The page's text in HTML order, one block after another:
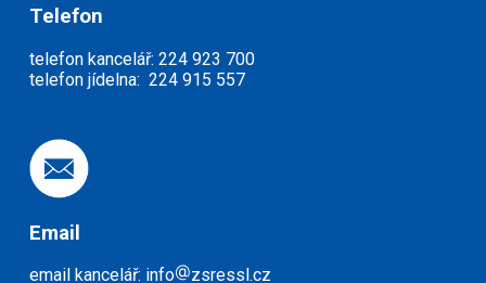
Telefon
telefon kancelář: 224 923 700
telefon jídelna: 224 915 557
Email
email kancelář: info zsressl.cz